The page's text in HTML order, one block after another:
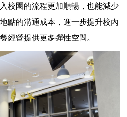
校園的流程更加順暢，也能減少
點的溝通成本，進一步提升校內
經營提供更多彈性空間。